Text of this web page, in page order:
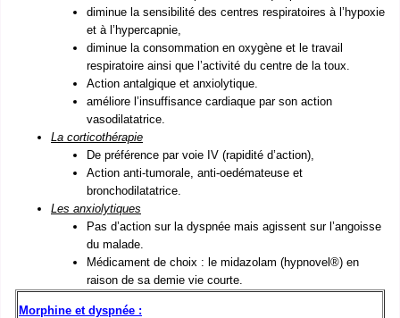
diminue la sensibilité des centres respiratoires à l’hypoxie
et à l’hypercapnie,
diminue la consommation en oxygène et le travail
respiratoire ainsi que l’activité du centre de la toux.
Action antalgique et anxiolytique.
améliore l’insuffisance cardiaque par son action
vasodilatatrice.
La corticothérapie
De préférence par voie IV (rapidité d’action),
Action anti-tumorale, anti-oedémateuse et
bronchodilatatrice.
Les anxiolytiques
Pas d’action sur la dyspnée mais agissent sur l’angoisse
du malade.
Médicament de choix : le midazolam (hypnovel®) en
raison de sa demie vie courte.
Morphine et dyspnée :